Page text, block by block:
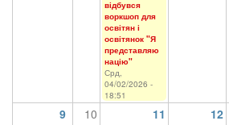
відбувся
воркшоп для
освітян і
освітянок "Я
представляю
націю"
Срд,
04/02/2026 -
18:51
9 10 11 12